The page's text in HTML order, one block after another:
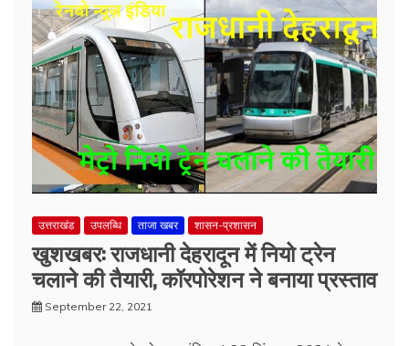
उत्तराखंड उपलब्धि ताजा खबर शासन-प्रशासन
खुशखबर: राजधानी देहरादून में नियो ट्रेन
चलाने की तैयारी, कॉरपोरेशन ने बनाया प्रस्ताव
September 22, 2021